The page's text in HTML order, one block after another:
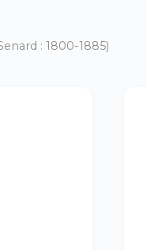
: 1800-1885)